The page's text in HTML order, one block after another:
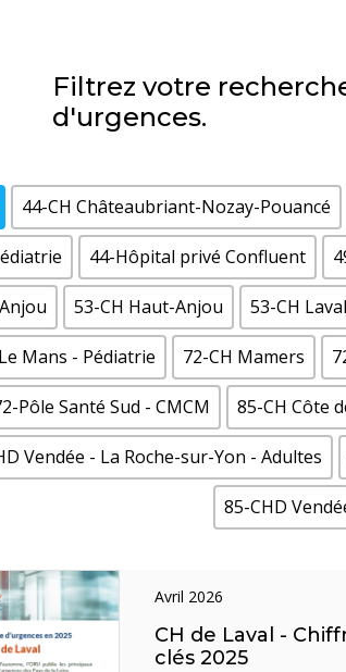
Filtrez votre
d'urgences.
44-CH Châteaubriant-Nozay-Pouancé
44-Hôpital privé Confluent
53-CH Haut-Anjou 53-CH Laval
Mans - Pédiatrie 72-CH Mamers
Pôle Santé Sud - CMCM 85-CH Côte
Vendée - La Roche-sur-Yon - Adultes
85-CHD
avril 2026
CH de Laval -
clés 2025